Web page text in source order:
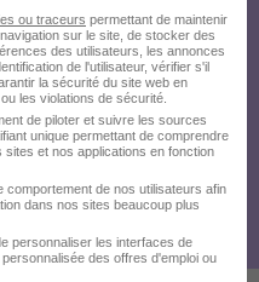
ou traceurs permettant de maintenir
sur le site, de stocker des
des utilisateurs, les annonces
de l'utilisateur, vérifier s'il
la sécurité du site web en
les violations de sécurité.
de piloter et suivre les sources
unique permettant de comprendre
et nos applications en fonction
comportement de nos utilisateurs afin
dans nos sites beaucoup plus
personnaliser les interfaces de
des offres d'emploi ou